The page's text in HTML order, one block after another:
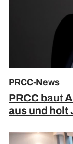
PRCC-News
PRCC baut
aus und holt